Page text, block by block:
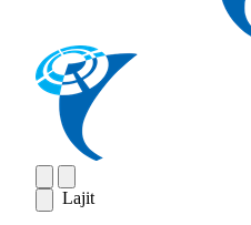
Lajit